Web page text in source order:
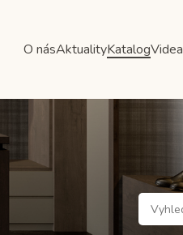
O násAktualityKatalogVidea